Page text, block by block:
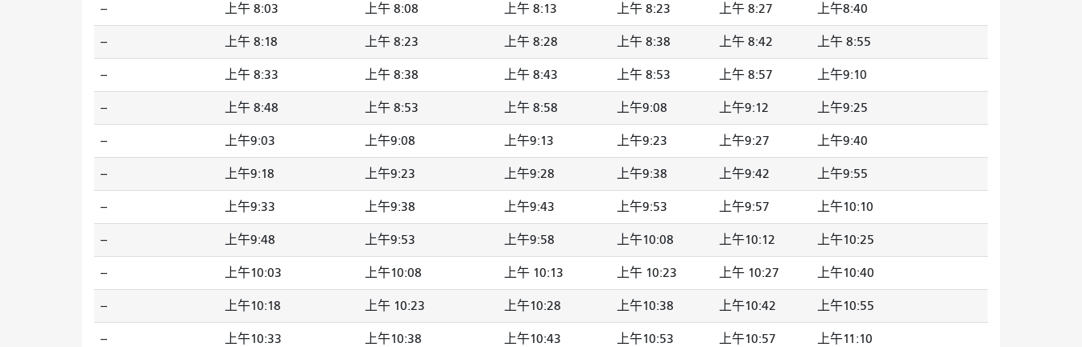
-- 上午 8:03 上午 8:08 上午 8:13 上午 8:23 上午 8:27 上午8:40
-- 上午 8:18 上午 8:23 上午 8:28 上午 8:38 上午 8:42 上午 8:55
-- 上午 8:33 上午 8:38 上午 8:43 上午 8:53 上午 8:57 上午9:10
-- 上午 8:48 上午 8:53 上午 8:58 上午9:08 上午9:12 上午9:25
-- 上午9:03 上午9:08 上午9:13 上午9:23 上午9:27 上午9:40
-- 上午9:18 上午9:23 上午9:28 上午9:38 上午9:42 上午9:55
-- 上午9:33 上午9:38 上午9:43 上午9:53 上午9:57 上午10:10
-- 上午9:48 上午9:53 上午9:58 上午10:08 上午10:12 上午10:25
-- 上午10:03 上午10:08 上午 10:13 上午 10:23 上午 10:27 上午10:40
-- 上午10:18 上午 10:23 上午10:28 上午10:38 上午10:42 上午10:55
-- 上午10:33 上午10:38 上午10:43 上午10:53 上午10:57 上午11:10